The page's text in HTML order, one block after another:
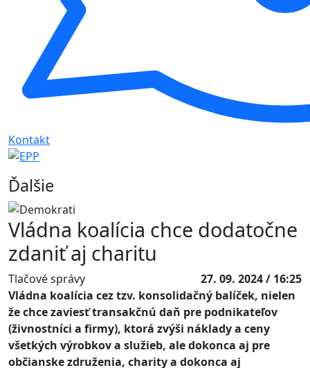
Kontakt
Ďalšie
Vládna koalícia chce dodatočne
zdaniť aj charitu
Tlačové správy
27. 09. 2024 / 16:25
Vládna koalícia cez tzv. konsolidačný balíček, nielen
že chce zaviesť transakčnú daň pre podnikateľov
(živnostníci a firmy), ktorá zvýši náklady a ceny
všetkých výrobkov a služieb, ale dokonca aj pre
občianske združenia, charity a dokonca aj